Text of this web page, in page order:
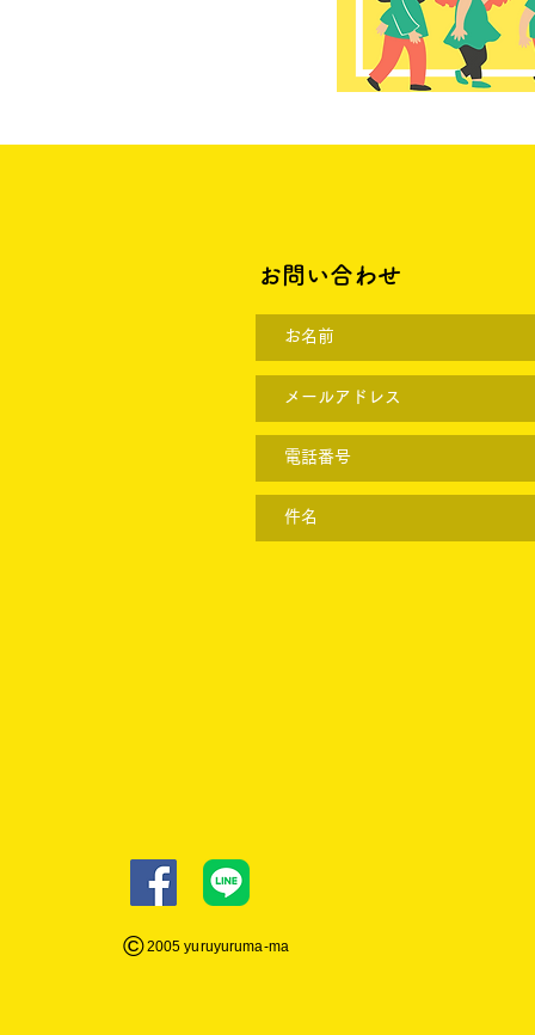
©2005 yuruyuruma-ma
お問い合わせ